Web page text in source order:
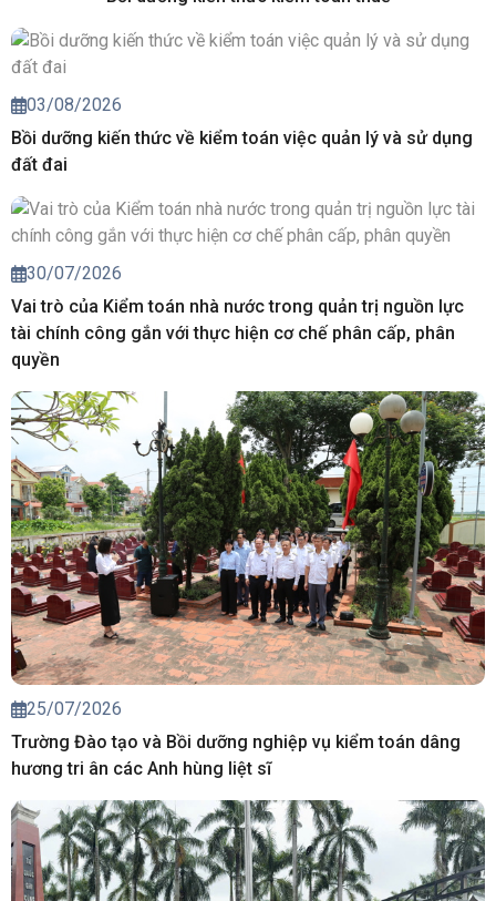
03/08/2026
Bồi dưỡng kiến thức về kiểm toán việc quản lý và sử dụng
đất đai
30/07/2026
Vai trò của Kiểm toán nhà nước trong quản trị nguồn lực
tài chính công gắn với thực hiện cơ chế phân cấp, phân
quyền
25/07/2026
Trường Đào tạo và Bồi dưỡng nghiệp vụ kiểm toán dâng
hương tri ân các Anh hùng liệt sĩ